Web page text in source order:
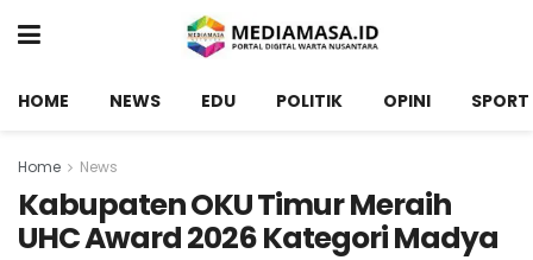
HOME NEWS EDU POLITIK OPINI SPORT
Home News
Kabupaten OKU Timur Meraih
UHC Award 2026 Kategori Madya